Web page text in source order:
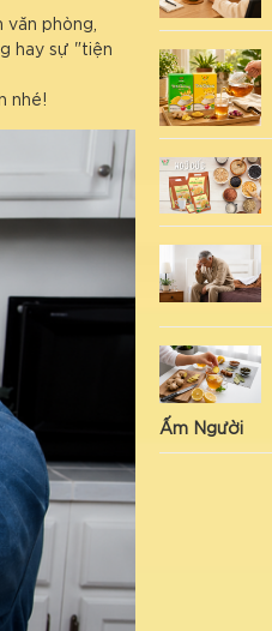
phòng,
hay sự "tiện
nhé!
Ấm Người